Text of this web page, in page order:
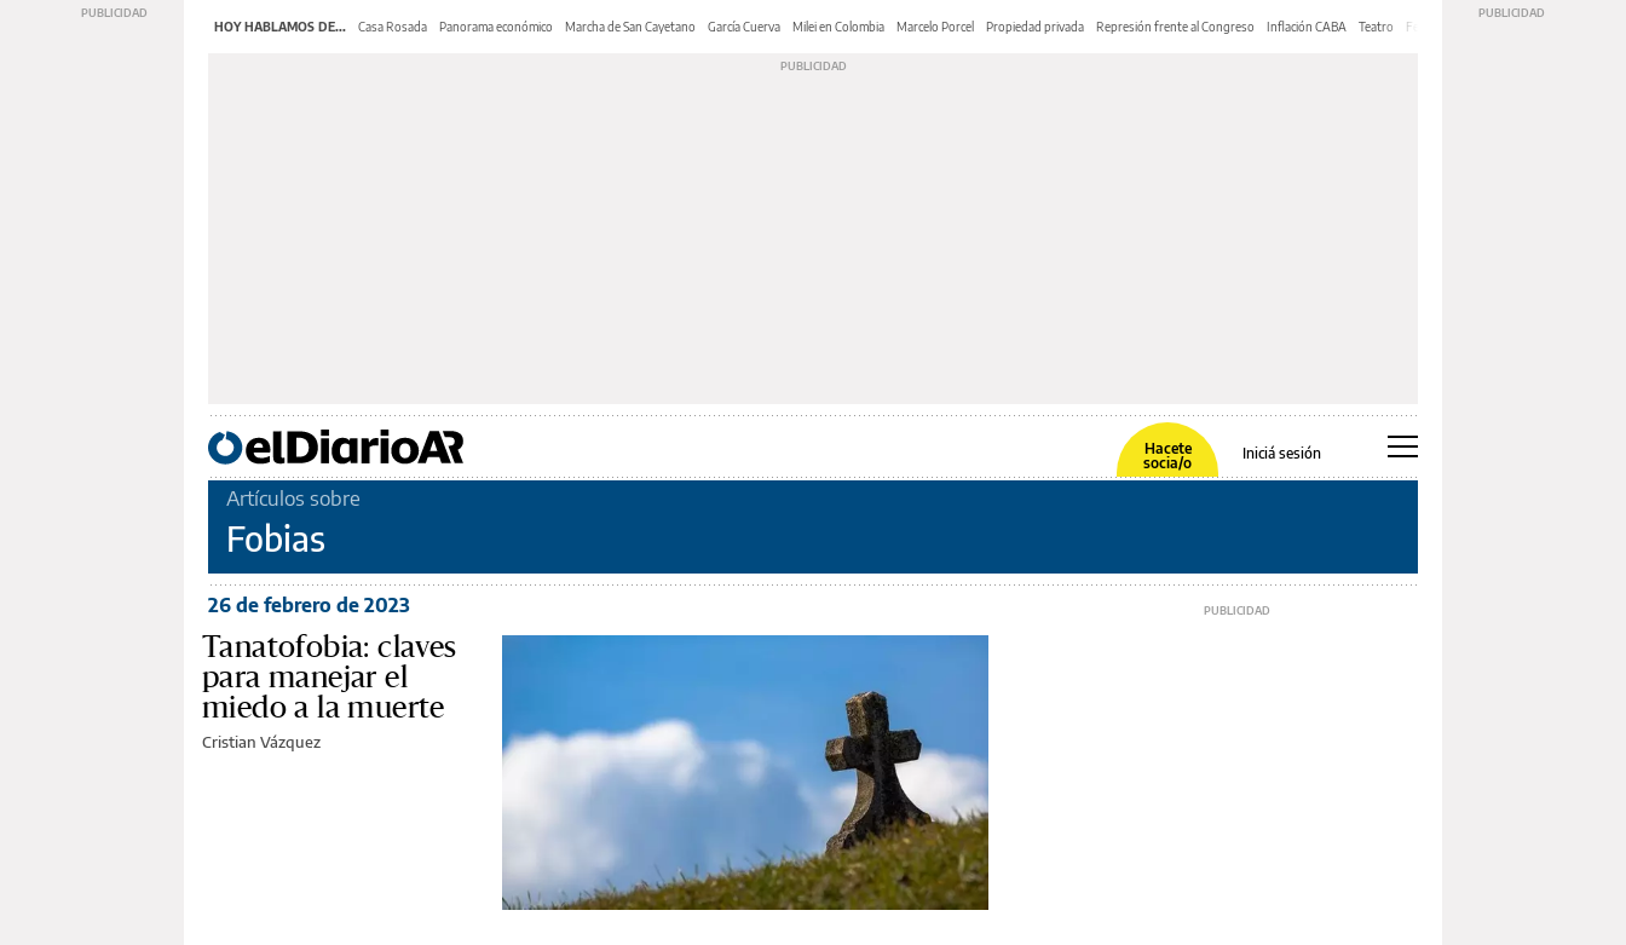
HOY HABLAMOS DE... Casa Rosada Panorama económico Marcha de San Cayetano García Cuerva Milei en Colombia Marcelo Porcel Propiedad privada Represión frente al Congreso Inflación CABA Teatro Feria de Editores
Hacete
socia/o
Iniciá sesión
Artículos sobre
Fobias
26 de febrero de 2023
Tanatofobia: claves
para manejar el
miedo a la muerte
Cristian Vázquez